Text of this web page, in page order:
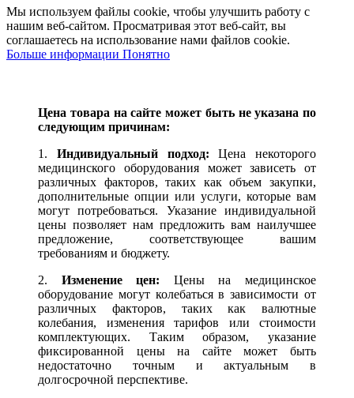
Мы используем файлы cookie, чтобы улучшить работу с
нашим веб-сайтом. Просматривая этот веб-сайт, вы
соглашаетесь на использование нами файлов cookie.
Больше информации Понятно
Цена товара на сайте может быть не указана по
следующим причинам:
1. Индивидуальный подход: Цена некоторого
медицинского оборудования может зависеть от
различных факторов, таких как объем закупки,
дополнительные опции или услуги, которые вам
могут потребоваться. Указание индивидуальной
цены позволяет нам предложить вам наилучшее
предложение, соответствующее вашим
требованиям и бюджету.
2. Изменение цен: Цены на медицинское
оборудование могут колебаться в зависимости от
различных факторов, таких как валютные
колебания, изменения тарифов или стоимости
комплектующих. Таким образом, указание
фиксированной цены на сайте может быть
недостаточно точным и актуальным в
долгосрочной перспективе.